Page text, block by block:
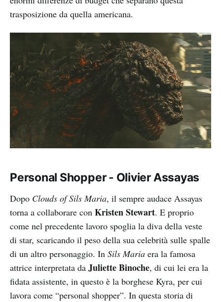
trasposizione da quella americana.
Personal Shopper - Olivier Assayas
Dopo Clouds of Sils Maria, il sempre audace Assayas
torna a collaborare con Kristen Stewart. E proprio
come nel precedente lavoro spoglia la diva della veste
di star, scaricando il peso della sua celebrità sulle spalle
di un altro personaggio. In Sils Maria era la famosa
attrice interpretata da Juliette Binoche, di cui lei era la
fidata assistente, in questo è la borghese Kyra, per cui
lavora come “personal shopper”. In questa storia di